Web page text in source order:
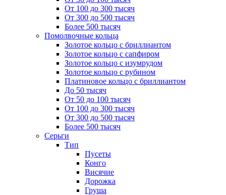
От 100 до 300 тысяч
От 300 до 500 тысяч
Более 500 тысяч
Помолвочные кольца
Золотое кольцо с бриллиантом
Золотое кольцо с сапфиром
Золотое кольцо с изумрудом
Золотое кольцо с рубином
Платиновое кольцо с бриллиантом
До 50 тысяч
От 50 до 100 тысяч
От 100 до 300 тысяч
От 300 до 500 тысяч
Более 500 тысяч
Серьги
Тип
Пусеты
Конго
Висячие
Дорожка
Груша